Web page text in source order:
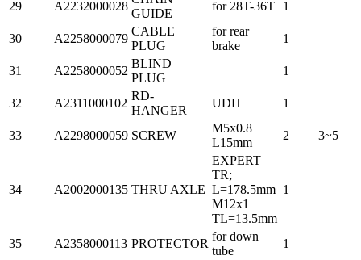
29 A2232000028
GUIDE
for 28T-36T 1
30 A2258000079
CABLE
PLUG
for rear
brake
1
31 A2258000052
BLIND
PLUG
1
32 A2311000102
RD-
HANGER
UDH 1
33 A2298000059 SCREW
M5x0.8
L15mm
2 3~5
34 A2002000135 THRU AXLE
EXPERT
TR;
L=178.5mm
M12x1
TL=13.5mm
1
35 A2358000113 PROTECTOR
for down
tube
1